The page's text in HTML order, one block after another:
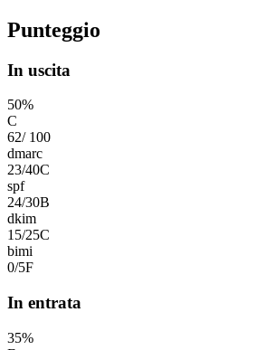
Punteggio
In uscita
50%
C
62/ 100
dmarc
23/40C
spf
24/30B
dkim
15/25C
bimi
0/5F
In entrata
35%